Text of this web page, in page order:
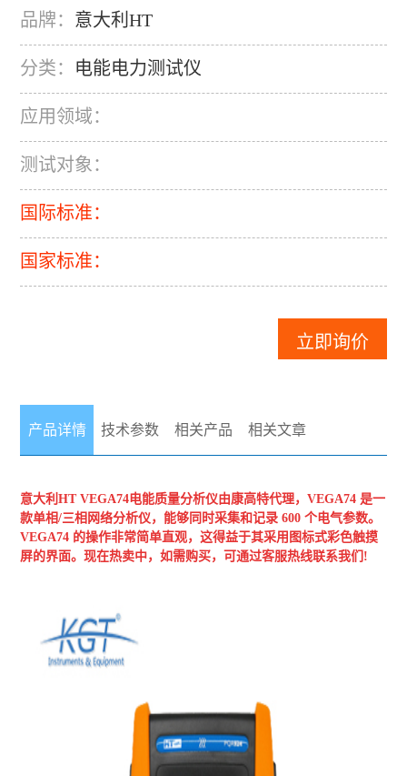
品牌： 意大利HT
分类： 电能电力测试仪
应用领域：
测试对象：
国际标准：
国家标准：
立即询价
产品详情 技术参数 相关产品 相关文章
意大利HT VEGA74电能质量分析仪由康高特代理，VEGA74 是一
款单相/三相网络分析仪，能够同时采集和记录 600 个电气参数。
VEGA74 的操作非常简单直观，这得益于其采用图标式彩色触摸
屏的界面。现在热卖中，如需购买，可通过客服热线联系我们!